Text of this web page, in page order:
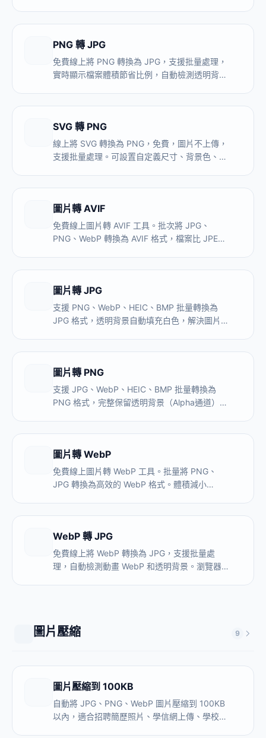
PNG 轉 JPG
免費線上將 PNG 轉換為 JPG，支援批量處理，
實時顯示檔案體積節省比例，自動檢測透明背景
SVG 轉 PNG
線上將 SVG 轉換為 PNG，免費，圖片不上傳，
支援批量處理。可設置自定義尺寸、背景色、
圖片轉 AVIF
免費線上圖片轉 AVIF 工具。批次將 JPG、
PNG、WebP 轉換為 AVIF 格式，檔案比 JPEG
圖片轉 JPG
支援 PNG、WebP、HEIC、BMP 批量轉換為
JPG 格式，透明背景自動填充白色，解決圖片在
圖片轉 PNG
支援 JPG、WebP、HEIC、BMP 批量轉換為
PNG 格式，完整保留透明背景（Alpha通道），
圖片轉 WebP
免費線上圖片轉 WebP 工具。批量將 PNG、
JPG 轉換為高效的 WebP 格式。體積減小
WebP 轉 JPG
免費線上將 WebP 轉換為 JPG，支援批量處
理，自動檢測動畫 WebP 和透明背景。瀏覽器本
圖片壓縮 9
圖片壓縮到 100KB
自動將 JPG、PNG、WebP 圖片壓縮到 100KB
以內，適合招聘簡歷照片、學信網上傳、學校報